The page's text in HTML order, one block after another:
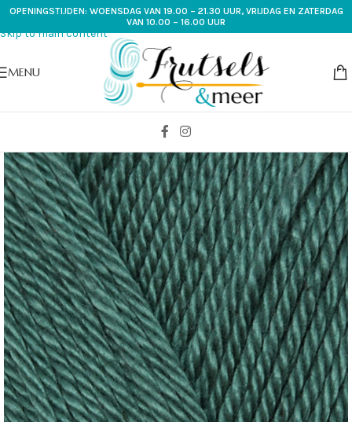
Skip to navigation
Skip to main content
OPENINGSTIJDEN: WOENSDAG VAN 19.00 – 21.30 UUR, VRIJDAG EN ZATERDAG
VAN 10.00 – 16.00 UUR
MENU